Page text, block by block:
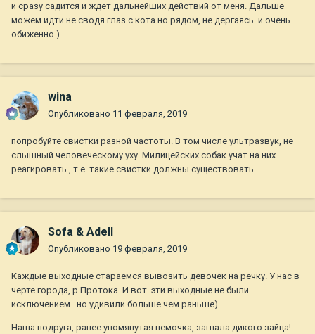
и сразу садится и ждет дальнейших действий от меня. Дальше
можем идти не сводя глаз с кота но рядом, не дергаясь. и очень
обиженно )
wina
Опубликовано 11 февраля, 2019
попробуйте свистки разной частоты. В том числе ультразвук, не
слышный человеческому уху. Милицейских собак учат на них
реагировать , т.е. такие свистки должны существовать.
Sofa & Adell
Опубликовано 19 февраля, 2019
Каждые выходные стараемся вывозить девочек на речку. У нас в
черте города, р.Протока. И вот эти выходные не были
исключением.. но удивили больше чем раньше)
Наша подруга, ранее упомянутая немочка, загнала дикого зайца!